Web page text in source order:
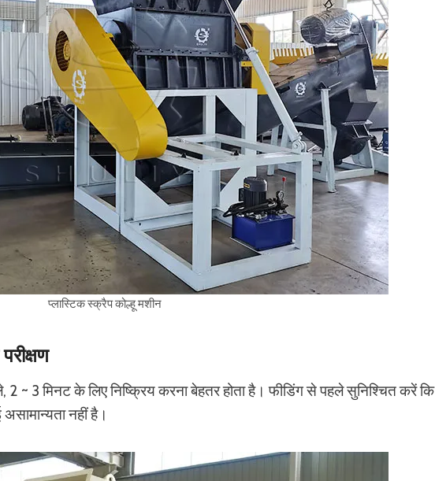
प्लास्टिक स्क्रैप कोल्हू मशीन
3 मिनट के लिए निष्क्रिय करना बेहतर होता है। फीडिंग से पहले सुनिश्चित करें कि
नहीं है।